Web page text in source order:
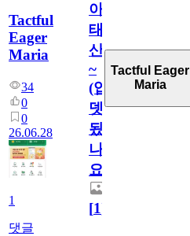
Tactful
Eager
Maria
34
0
0
26.06.28
1
댓글
아
태
산
~
(업
뎃
됬
나
요)
[1]
Tactful Eager
Maria